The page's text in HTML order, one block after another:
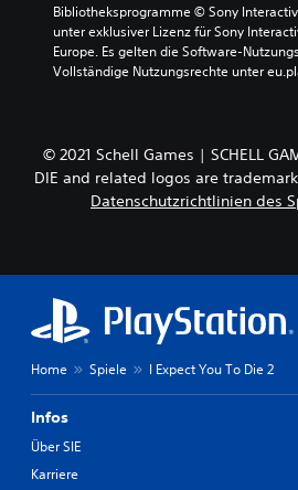
Bibliotheksprogramme © Sony
unter exklusiver Lizenz für Sony
Europe. Es gelten die Software-
Vollständige Nutzungsrechte unter
© 2021 Schell Games | SCHELL
DIE and related logos are
Datenschutzrichtlinien des
Home Spiele I Expect You To Die 2
Infos
Über SIE
Karriere